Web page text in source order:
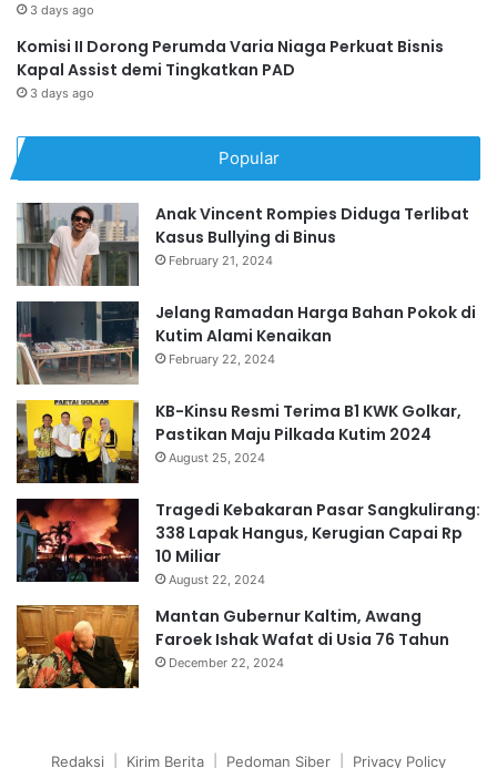
3 days ago
Komisi II Dorong Perumda Varia Niaga Perkuat Bisnis
Kapal Assist demi Tingkatkan PAD
3 days ago
Popular
Anak Vincent Rompies Diduga Terlibat
Kasus Bullying di Binus
February 21, 2024
Jelang Ramadan Harga Bahan Pokok di
Kutim Alami Kenaikan
February 22, 2024
KB-Kinsu Resmi Terima B1 KWK Golkar,
Pastikan Maju Pilkada Kutim 2024
August 25, 2024
Tragedi Kebakaran Pasar Sangkulirang:
338 Lapak Hangus, Kerugian Capai Rp
10 Miliar
August 22, 2024
Mantan Gubernur Kaltim, Awang
Faroek Ishak Wafat di Usia 76 Tahun
December 22, 2024
Redaksi Kirim Berita Pedoman Siber Privacy Policy